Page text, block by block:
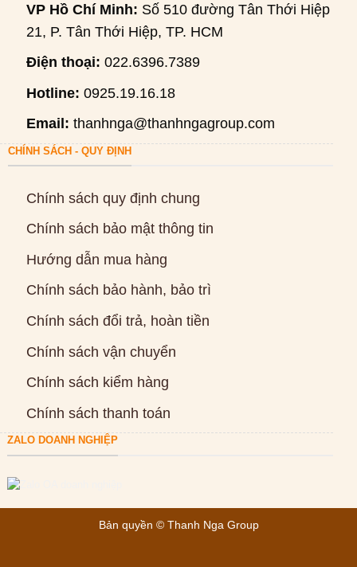
VP Hồ Chí Minh: Số 510 đường Tân Thới Hiệp
21, P. Tân Thới Hiệp, TP. HCM
Điện thoại: 022.6396.7389
Hotline: 0925.19.16.18
Email: thanhnga@thanhngagroup.com
CHÍNH SÁCH - QUY ĐỊNH
Chính sách quy định chung
Chính sách bảo mật thông tin
Hướng dẫn mua hàng
Chính sách bảo hành, bảo trì
Chính sách đổi trả, hoàn tiền
Chính sách vận chuyển
Chính sách kiểm hàng
Chính sách thanh toán
ZALO DOANH NGHIỆP
Bản quyền © Thanh Nga Group